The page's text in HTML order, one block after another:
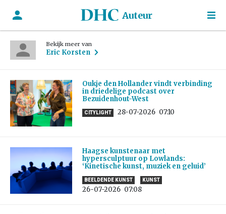
Auteur
Bekijk meer van
Eric Korsten
Oukje den Hollander vindt verbinding
in driedelige podcast over
Bezuidenhout-West
CITYLIGHT 28-07-2026 07:10
Haagse kunstenaar met
hypersculptuur op Lowlands:
‘Kinetische kunst, muziek en geluid’
BEELDENDE KUNST KUNST
26-07-2026 07:08